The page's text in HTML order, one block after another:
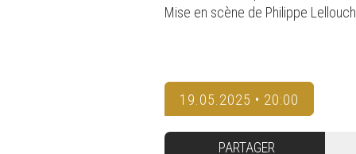
Mise en scène de Philippe
19.05.2025 • 20:00
PARTAGER